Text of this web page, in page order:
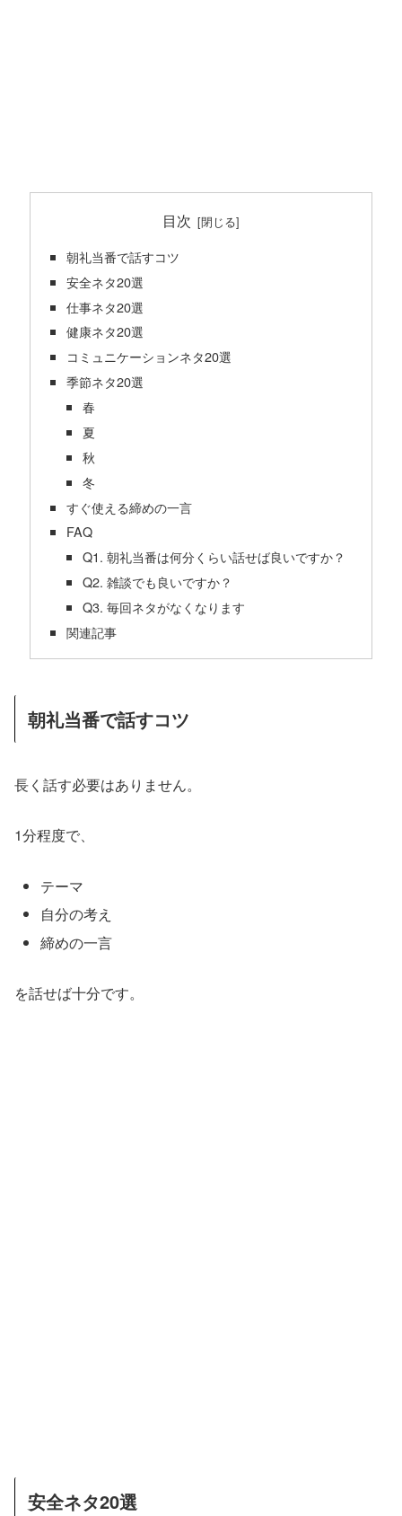
目次
朝礼当番で話すコツ
安全ネタ20選
仕事ネタ20選
健康ネタ20選
コミュニケーションネタ20選
季節ネタ20選
春
夏
秋
冬
すぐ使える締めの一言
FAQ
Q1. 朝礼当番は何分くらい話せば良いですか？
Q2. 雑談でも良いですか？
Q3. 毎回ネタがなくなります
関連記事
朝礼当番で話すコツ
長く話す必要はありません。
1分程度で、
テーマ
自分の考え
締めの一言
を話せば十分です。
安全ネタ20選